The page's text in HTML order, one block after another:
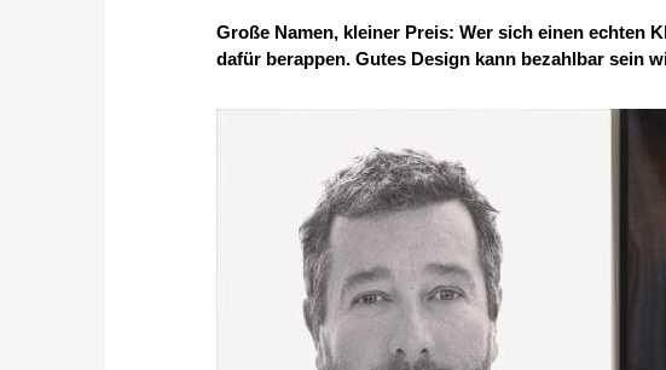
Große Namen, kleiner Preis: Wer sich einen echten
dafür berappen. Gutes Design kann bezahlbar sein